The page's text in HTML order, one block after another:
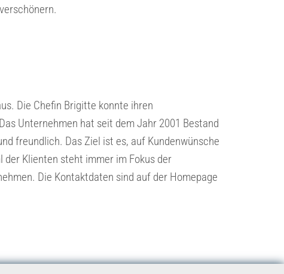
Die Chefin Brigitte konnte ihren
Unternehmen hat seit dem Jahr 2001 Bestand
freundlich. Das Ziel ist es, auf Kundenwünsche
der Klienten steht immer im Fokus der
Die Kontaktdaten sind auf der Homepage